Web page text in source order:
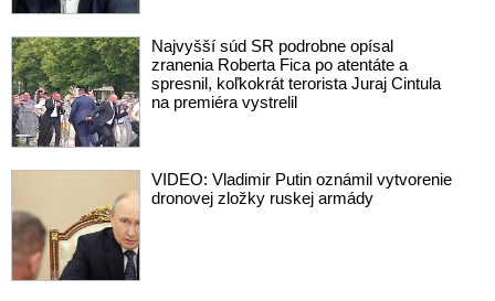
Najvyšší súd SR podrobne opísal
zranenia Roberta Fica po atentáte a
spresnil, koľkokrát terorista Juraj Cintula
na premiéra vystrelil
VIDEO: Vladimir Putin oznámil vytvorenie
dronovej zložky ruskej armády